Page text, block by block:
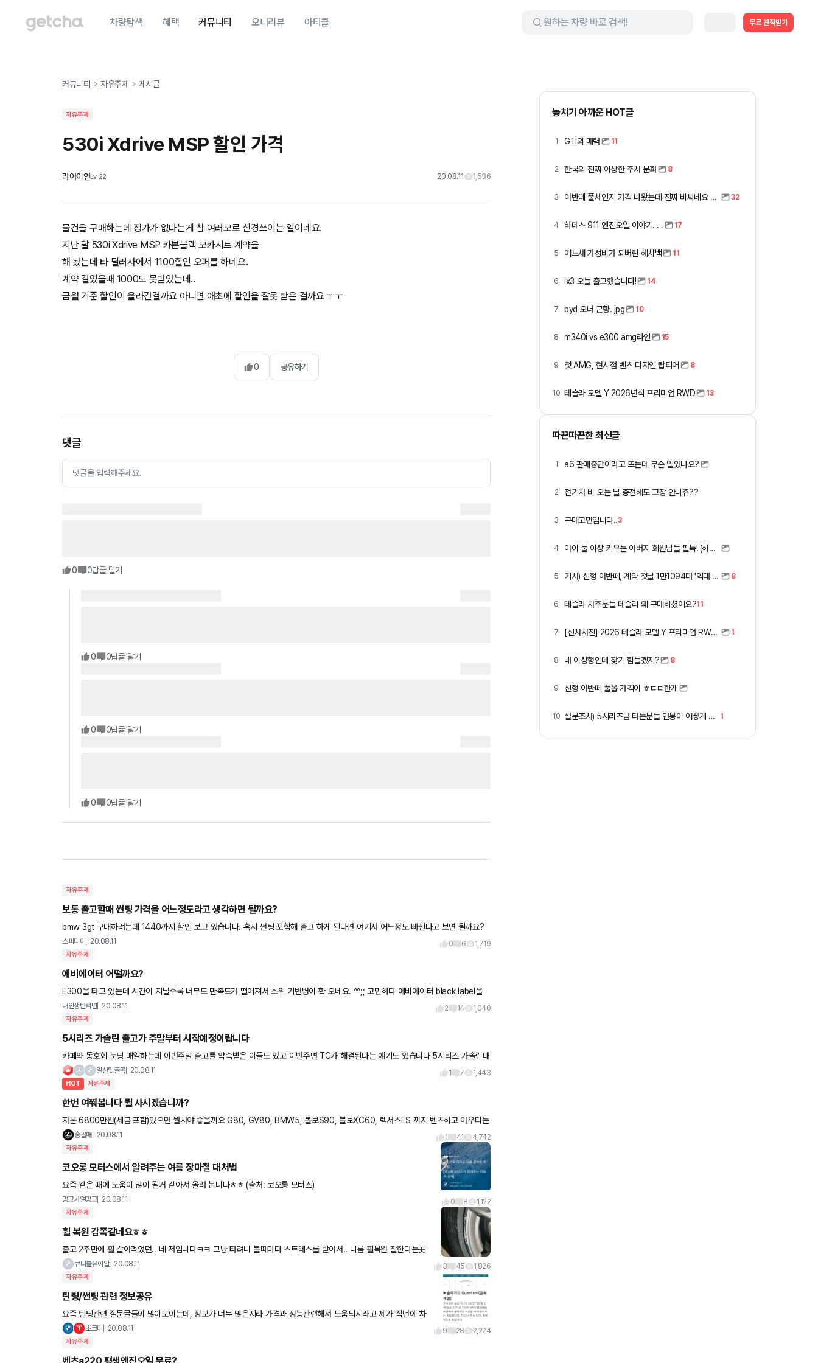
차량탐색 혜택 커뮤니티 오너리뷰 아티클 무료 견적받기
커뮤니티 자유주제 게시글
자유주제
530i Xdrive MSP 할인 가격
라아이언Lv 22 20.08.11 1,536
물건을 구매하는데 정가가 없다는게 참 여러모로 신경쓰이는 일이네요.
지난 달 530i Xdrive MSP 카본블랙 모카시트 계약을
해 놨는데 타 딜러사에서 1100할인 오퍼를 하네요.
계약 걸었을때 1000도 못받았는데..
금월 기준 할인이 올라간걸까요 아니면 애초에 할인을 잘못 받은 걸까요 ㅜㅜ
0 공유하기
댓글
댓글을 입력해주세요.
0 0답글 달기
0 0답글 달기
0 0답글 달기
0 0답글 달기
자유주제
보통 출고할때 썬팅 가격을 어느정도라고 생각하면 될까요?
bmw 3gt 구매하려는데 1440까지 할인 보고 있습니다. 혹시 썬팅 포함해 출고 하게 된다면 여기서 어느정도 빠진다고 보면 될까요?
스피디이 20.08.11 0 6 1,719
자유주제
에비에이터 어떨까요?
E300을 타고 있는데 시간이 지날수록 너무도 만족도가 떨어져서 소위 기변병이 확 오네요. ^^;; 고민하다 에비에이터 black label을
생각하고 있는데 어떠신지 의견 공유 좀 부탁드립니다.
내인생반백년 20.08.11 2 14 1,040
자유주제
5시리즈 가솔린 출고가 주말부터 시작예정이랍니다
카페와 동호회 눈팅 매일하는데 이번주말 출고를 약속받은 이들도 있고 이번주면 TC가 해결된다는 얘기도 있습니다 5시리즈 가솔린대
일산뒷골목 20.08.11 1 7 1,443
HOT 자유주제
한번 여쭤봅니다 뭘 사시겠습니까?
자본 6800만원(세금 포함)있으면 뭘사야 좋을까요 G80, GV80, BMW5, 볼보S90, 볼보XC60, 렉서스ES 까지 벤츠하고 아우디는
제외하였습니다 수입차는 처음사는 거고 나이는
송골매 20.08.11 1 41 4,742
자유주제
코오롱 모터스에서 알려주는 여름 장마철 대처법
요즘 같은 때에 도움이 많이 될거 같아서 올려 봅니다ㅎㅎ (출처: 코오롱 모터스)
망고가얼망고 20.08.11 0 8 1,122
자유주제
휠 복원 감쪽같네요ㅎㅎ
출고 2주만에 휠 갈아먹었던.. 네 저입니다ㅋㅋ 그냥 타려니 볼때마다 스트레스를 받아서.. 나름 휠복원 잘한다는곳
큐더블유이알 20.08.11 3 45 1,826
자유주제
틴팅/썬팅 관련 정보공유
요즘 틴팅관련 질문글들이 많이보이는데, 정보가 너무 많은지라 가격과 성능관련해서 도움되시라고 제가 작년에 차
살때 알아봤던 사이트 공유드려요. 온갖 회사의 틴팅 제품들에 대한 성능과 평가 등등이 자세
초크미 20.08.11 9 28 2,224
자유주제
놓치기 아까운 HOT글
1 GTI의 매력 11
2 한국의 진짜 이상한 주차 문화 8
3 아반떼 풀체인지 가격 나왔는데 진짜 비싸네요 ㅎㅎ 32
4 하데스 911 엔진오일 이야기. . . 17
5 어느새 가성비가 되버린 해치백 11
6 ix3 오늘 출고했습니다! 14
7 byd 오너 근황. jpg 10
8 m340i vs e300 amg라인 15
9 첫 AMG, 현시점 벤츠 디자인 탑티어 8
10 테슬라 모델 Y 2026년식 프리미엄 RWD 13
따끈따끈한 최신글
1 a6 판매중단이라고 뜨는데 무슨 일있나요?
2 전기차 비 오는 날 충전해도 고장 안나쥬??
3 구매고민입니다..3
4 아이 둘 이상 키우는 아버지 회원님들 필독! (하이패스 할인)
5 기사) 신형 아반떼, 계약 첫날 1만1094대 '역대 최고' 8
6 테슬라 차주분들 테슬라 왜 구매하셨어요?11
7 [신차사진] 2026 테슬라 모델 Y 프리미엄 RWD (펄 화이트 + 블랙시트) 1
8 내 이상형인데 찾기 힘들겠지? 8
9 신형 아반떼 풀옵 가격이 ㅎㄷㄷ한게
10 설문조사) 5시리즈급 타는분들 연봉이 어떻게 되세요 1